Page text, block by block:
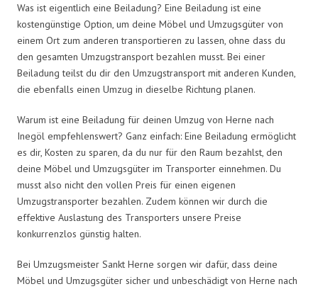
Was ist eigentlich eine Beiladung? Eine Beiladung ist eine
kostengünstige Option, um deine Möbel und Umzugsgüter von
einem Ort zum anderen transportieren zu lassen, ohne dass du
den gesamten Umzugstransport bezahlen musst. Bei einer
Beiladung teilst du dir den Umzugstransport mit anderen Kunden,
die ebenfalls einen Umzug in dieselbe Richtung planen.
Warum ist eine Beiladung für deinen Umzug von Herne nach
Inegöl empfehlenswert? Ganz einfach: Eine Beiladung ermöglicht
es dir, Kosten zu sparen, da du nur für den Raum bezahlst, den
deine Möbel und Umzugsgüter im Transporter einnehmen. Du
musst also nicht den vollen Preis für einen eigenen
Umzugstransporter bezahlen. Zudem können wir durch die
effektive Auslastung des Transporters unsere Preise
konkurrenzlos günstig halten.
Bei Umzugsmeister Sankt Herne sorgen wir dafür, dass deine
Möbel und Umzugsgüter sicher und unbeschädigt von Herne nach